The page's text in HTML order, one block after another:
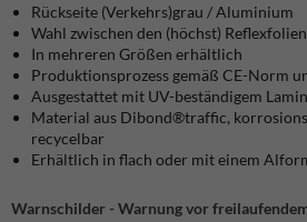
Rückseite (Verkehrs)grau / Aluminium
Wahl zwischen den (höchst)
In mehreren Größen erhältlich
Produktionsprozess gemäß CE-Norm
Ausgestattet mit UV-beständigem
Material aus Dibond®traffic,
recycelbar
Erhältlich in flach oder mit einem
Warnschilder - Warnung vor